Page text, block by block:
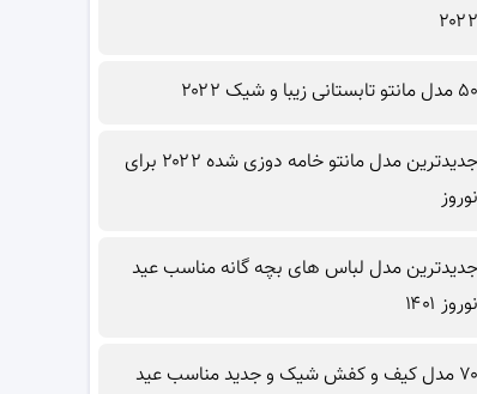
۲۰۲۲
۵۰ مدل مانتو تابستانی زیبا و شیک ۲۰۲۲
جدیدترین مدل مانتو خامه دوزی شده ۲۰۲۲ برای
نوروز
جدیدترین مدل لباس های بچه گانه مناسب عید
نوروز ۱۴۰۱
۷۰ مدل کیف و کفش شیک و جدید مناسب عید